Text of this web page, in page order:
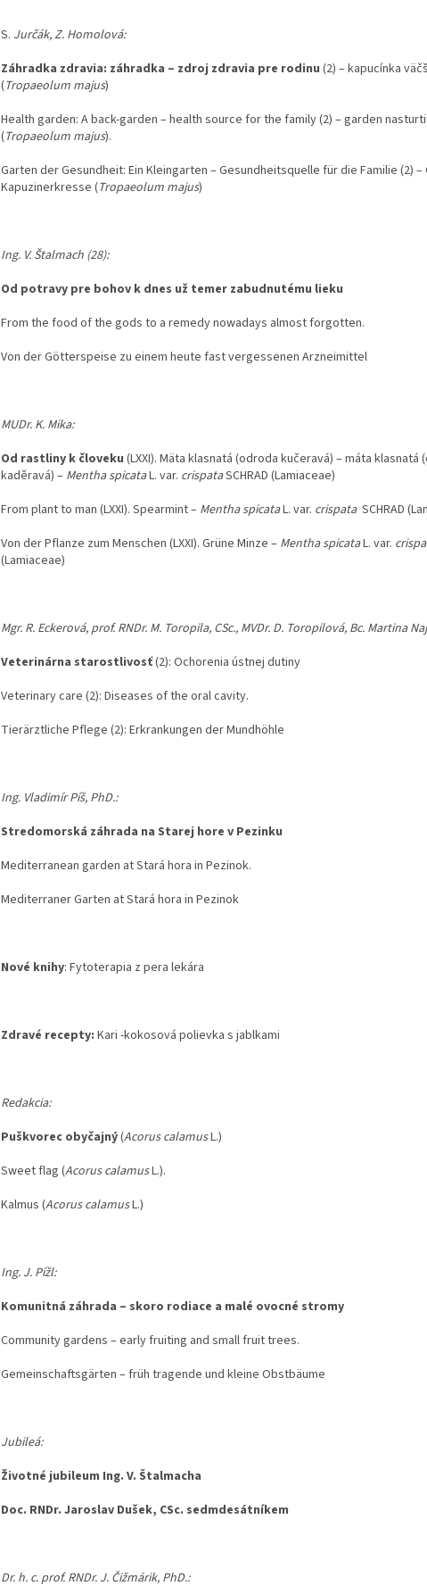
S. Jurčák, Z. Homolová:
Záhradka zdravia: záhradka – zdroj zdravia pre rodinu (2) – kapucínka
(Tropaeolum majus)
Health garden: A back-garden – health source for the family (2) – garden
(Tropaeolum majus).
Garten der Gesundheit: Ein Kleingarten – Gesundheitsquelle für die Familie (2) –
Kapuzinerkresse (Tropaeolum majus)
Ing. V. Štalmach (28):
Od potravy pre bohov k dnes už temer zabudnutému lieku
From the food of the gods to a remedy nowadays almost forgotten.
Von der Götterspeise zu einem heute fast vergessenen Arzneimittel
MUDr. K. Mika:
Od rastliny k človeku (LXXI). Mäta klasnatá (odroda kučeravá) – máta klasnatá
kaděravá) – Mentha spicataL. var. crispataSCHRAD (Lamiaceae)
From plant to man (LXXI). Spearmint – Mentha spicataL. var. crispata SCHRAD
Von der Pflanze zum Menschen (LXXI). Grüne Minze – Mentha spicataL. var.
(Lamiaceae)
Mgr. R. Eckerová, prof. RNDr. M. Toropila, CSc., MVDr. D. Toropilová, Bc. Martina
Veterinárna starostlivosť(2): Ochorenia ústnej dutiny
Veterinary care (2): Diseases of the oral cavity.
Tierärztliche Pflege (2): Erkrankungen der Mundhöhle
Ing. Vladimír Píš, PhD.:
Stredomorská záhrada na Starej hore v Pezinku
Mediterranean garden at Stará hora in Pezinok.
Mediterraner Garten at Stará hora in Pezinok
Nové knihy: Fytoterapia z pera lekára
Zdravé recepty: Kari -kokosová polievka s jablkami
Redakcia:
Puškvorec obyčajný(Acorus calamusL.)
Sweet flag (Acorus calamusL.).
Kalmus (Acorus calamusL.)
Ing. J. Pížl:
Komunitná záhrada – skoro rodiace a malé ovocné stromy
Community gardens – early fruiting and small fruit trees.
Gemeinschaftsgärten – früh tragende und kleine Obstbäume
Jubileá:
Životné jubileum Ing. V. Štalmacha
Doc. RNDr. Jaroslav Dušek, CSc. sedmdesátníkem
Dr. h. c. prof. RNDr. J. Čižmárik, PhD.: